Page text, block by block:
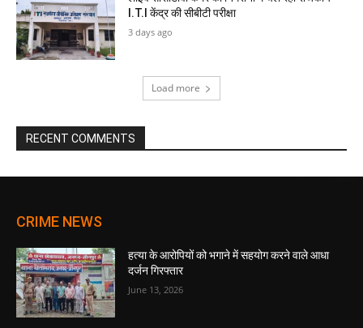
I.T.I केंद्र की सीबीटी परीक्षा
3 days ago
Load more
RECENT COMMENTS
CRIME NEWS
हत्या के आरोपियों को भगाने में सहयोग करने वाले आधा
दर्जन गिरफ्तार
June 13, 2026